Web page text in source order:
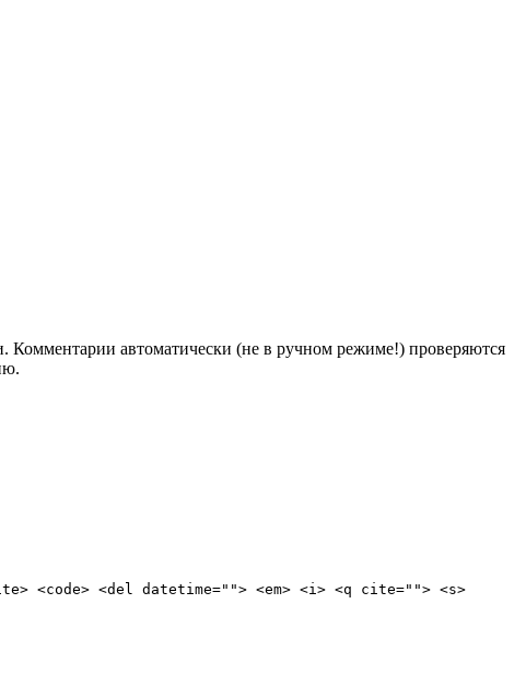
Комментарии автоматически (не в ручном режиме!) проверяются
<del datetime=""> <em> <i> <q cite=""> <s>